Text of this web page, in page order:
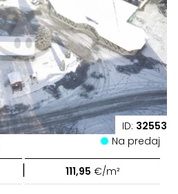
ID: 32553
Na predaj
| 111,95 €/m²